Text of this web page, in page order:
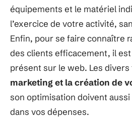
équipements et le matériel
l’exercice de votre activité,
Enfin, pour se faire connaître
des clients efficacement, il
présent sur le web. Les divers
marketing et la création de
son optimisation doivent
dans vos dépenses.